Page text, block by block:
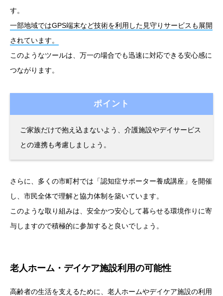
す。
一部地域ではGPS端末など技術を利用した見守りサービスも展開
されています。
このようなツールは、万一の場合でも迅速に対応できる安心感に
つながります。
ポイント
ご家族だけで抱え込まないよう、介護施設やデイサービス
との連携も考慮しましょう。
さらに、多くの市町村では「認知症サポーター養成講座」を開催
し、市民全体で理解と協力体制を築いています。
このような取り組みは、安全かつ安心して暮らせる環境作りに寄
与しますので積極的に参加すると良いでしょう。
老人ホーム・デイケア施設利用の可能性
高齢者の生活を支えるために、老人ホームやデイケア施設の利用